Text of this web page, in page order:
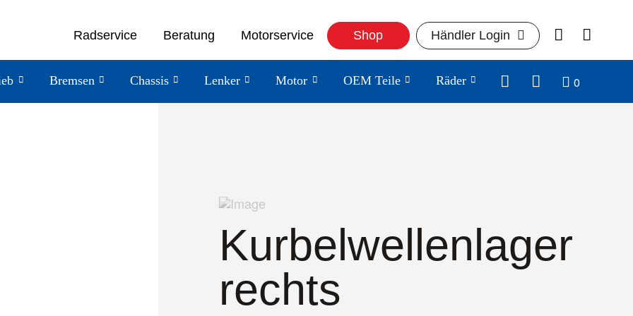
Radservice Beratung Motorservice Shop Händler Login
Bremsen Chassis Lenker Motor OEM Teile Räder 0
Kurbelwellenlager
rechts